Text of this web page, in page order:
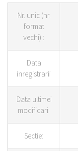
Nr. unic (nr.
format
vechi) :
Data
inregistrarii
Data ultimei
modificari:
Sectie: